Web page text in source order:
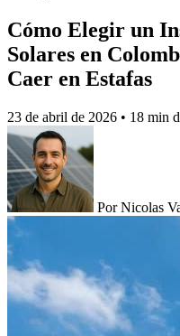
Cómo Elegir un
Solares en
Caer en Estafas
23 de abril de 2026 • 18 min
Por Nicolas